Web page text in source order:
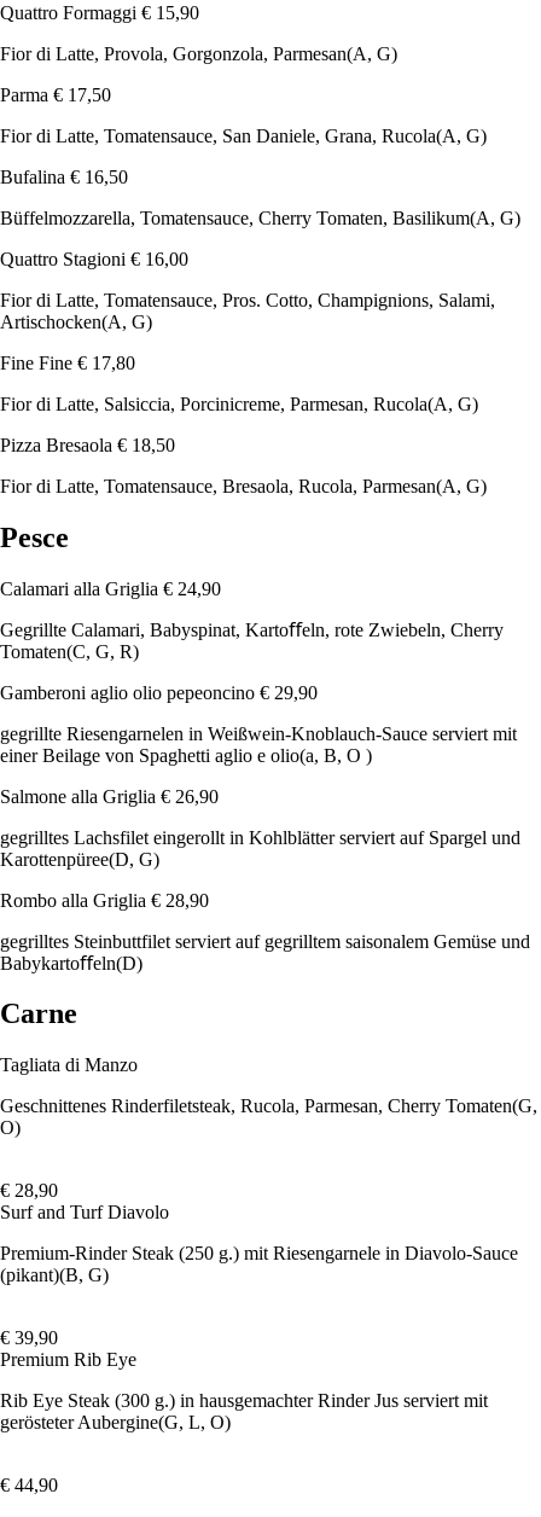
Quattro Formaggi € 15,90
Fior di Latte, Provola, Gorgonzola, Parmesan(A, G)
Parma € 17,50
Fior di Latte, Tomatensauce, San Daniele, Grana, Rucola(A, G)
Bufalina € 16,50
Büffelmozzarella, Tomatensauce, Cherry Tomaten, Basilikum(A, G)
Quattro Stagioni € 16,00
Fior di Latte, Tomatensauce, Pros. Cotto, Champignions, Salami,
Artischocken(A, G)
Fine Fine € 17,80
Fior di Latte, Salsiccia, Porcinicreme, Parmesan, Rucola(A, G)
Pizza Bresaola € 18,50
Fior di Latte, Tomatensauce, Bresaola, Rucola, Parmesan(A, G)
Pesce
Calamari alla Griglia € 24,90
Gegrillte Calamari, Babyspinat, Kartoﬀeln, rote Zwiebeln, Cherry
Tomaten(C, G, R)
Gamberoni aglio olio pepeoncino € 29,90
gegrillte Riesengarnelen in Weißwein-Knoblauch-Sauce serviert mit
einer Beilage von Spaghetti aglio e olio(a, B, O )
Salmone alla Griglia € 26,90
gegrilltes Lachsfilet eingerollt in Kohlblätter serviert auf Spargel und
Karottenpüree(D, G)
Rombo alla Griglia € 28,90
gegrilltes Steinbuttfilet serviert auf gegrilltem saisonalem Gemüse und
Babykartoﬀeln(D)
Carne
Tagliata di Manzo
Geschnittenes Rinderfiletsteak, Rucola, Parmesan, Cherry Tomaten(G,
O)
€ 28,90
Surf and Turf Diavolo
Premium-Rinder Steak (250 g.) mit Riesengarnele in Diavolo-Sauce
(pikant)(B, G)
€ 39,90
Premium Rib Eye
Rib Eye Steak (300 g.) in hausgemachter Rinder Jus serviert mit
gerösteter Aubergine(G, L, O)
€ 44,90